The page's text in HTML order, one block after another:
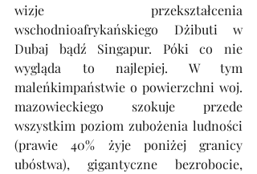
wizje przekształcenia
wschodnioafrykańskiego Dżibuti w
Dubaj bądź Singapur. Póki co nie
wygląda to najlepiej. W tym
maleńkimpaństwie o powierzchni woj.
mazowieckiego szokuje przede
wszystkim poziom zubożenia ludności
(prawie 40% żyje poniżej granicy
ubóstwa), gigantyczne bezrobocie,